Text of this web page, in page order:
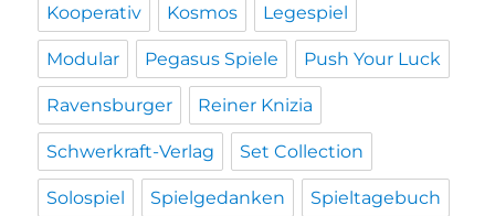
Kooperativ Kosmos Legespiel
Modular Pegasus Spiele Push Your Luck
Ravensburger Reiner Knizia
Schwerkraft-Verlag Set Collection
Solospiel Spielgedanken Spieltagebuch